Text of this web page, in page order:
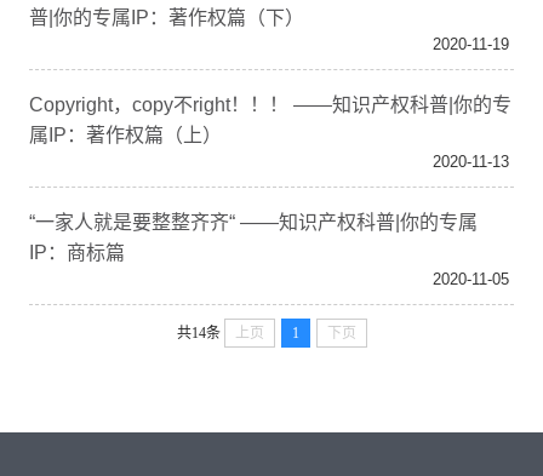
普|你的专属IP：著作权篇（下）
2020-11-19
Copyright，copy不right！！！ ——知识产权科普|你的专
属IP：著作权篇（上）
2020-11-13
“一家人就是要整整齐齐“ ——知识产权科普|你的专属
IP：商标篇
2020-11-05
共14条 上页 1 下页